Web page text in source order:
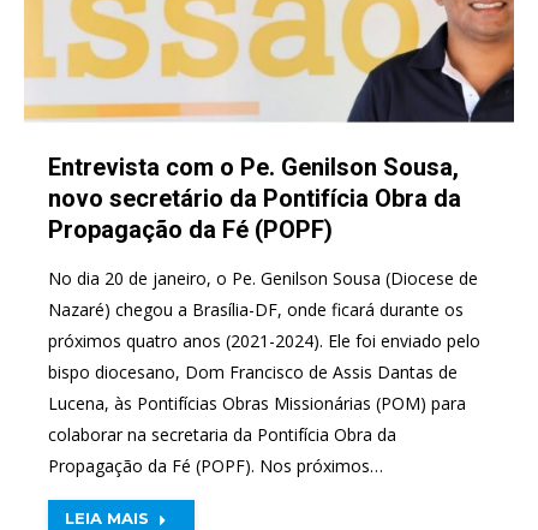
Entrevista com o Pe. Genilson Sousa,
novo secretário da Pontifícia Obra da
Propagação da Fé (POPF)
No dia 20 de janeiro, o Pe. Genilson Sousa (Diocese de
Nazaré) chegou a Brasília-DF, onde ficará durante os
próximos quatro anos (2021-2024). Ele foi enviado pelo
bispo diocesano, Dom Francisco de Assis Dantas de
Lucena, às Pontifícias Obras Missionárias (POM) para
colaborar na secretaria da Pontifícia Obra da
Propagação da Fé (POPF). Nos próximos…
LEIA MAIS